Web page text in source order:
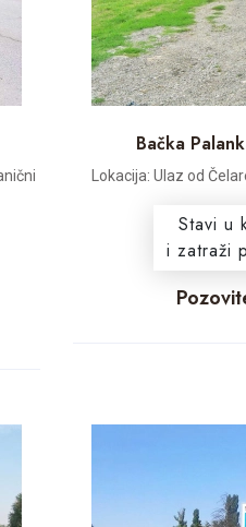
Bačka
Lokacija: Ulaz od
Stavi u
i zatraži